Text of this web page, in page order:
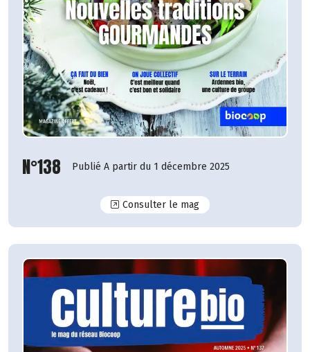
N°138 Publié A partir du 1 décembre 2025
Consulter le magN°138